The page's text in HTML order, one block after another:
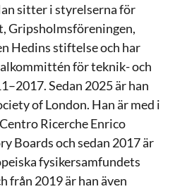
sitter i styrelserna för
Gripsholmsföreningen,
Hedins stiftelse och har
för teknik- och
Sedan 2025 är han
of London. Han är med i
Ricerche Enrico
Boards och sedan 2017 är
fysikersamfundets
från 2019 är han även